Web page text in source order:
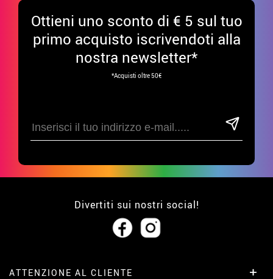
Ottieni uno sconto di € 5 sul tuo
primo acquisto iscrivendoti alla
nostra newsletter*
*Acquisti oltre 50€
Divertiti sui nostri social!
ATTENZIONE AL CLIENTE